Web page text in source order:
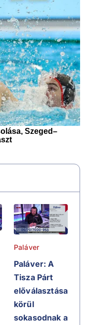
Paláver
Paláver: A
Tisza Párt
előválasztása
körül
sokasodnak a